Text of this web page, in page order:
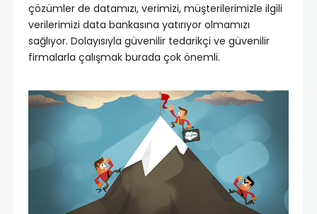
çözümler de datamızı, verimizi, müşterilerimizle ilgili
verilerimizi data bankasına yatırıyor olmamızı
sağlıyor. Dolayısıyla güvenilir tedarikçi ve güvenilir
firmalarla çalışmak burada çok önemli.